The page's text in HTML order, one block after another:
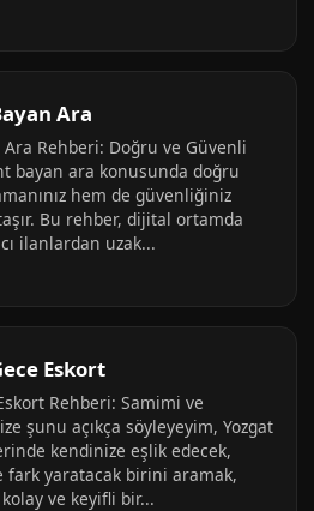
Ara
Ara Rehberi: Doğru ve Güvenli
bayan ara konusunda doğru
hem de güvenliğiniz
Bu rehber, dijital ortamda
ilanlardan uzak...
Eskort
Rehberi: Samimi ve
şunu açıkça söyleyeyim, Yozgat
kendinize eşlik edecek,
fark yaratacak birini aramak,
kolay ve keyifli bir...